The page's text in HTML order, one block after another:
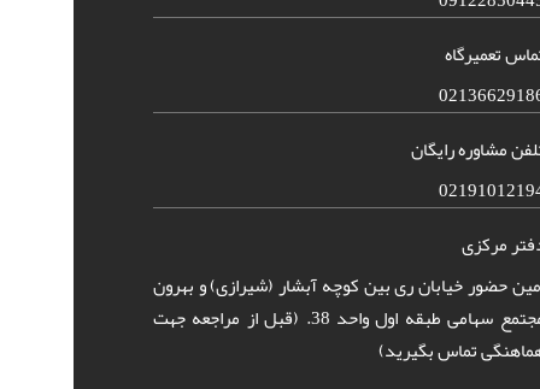
تعمیرگاه
مشاوره رایگان
مرکزی
حضور خیابان ری بین کوچه آبشار (شیرازی) و بهرون
مجتمع سهامی طبقه اول واحد 38. (قبل از مراجعه جهت
تماس بگیرید)